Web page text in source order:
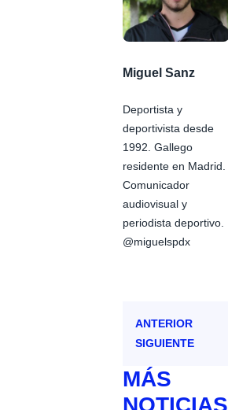
Miguel Sanz
Deportista y
deportivista desde
1992. Gallego
residente en Madrid.
Comunicador
audiovisual y
periodista deportivo.
@miguelspdx
ANTERIOR
SIGUIENTE
MÁS
NOTICIAS